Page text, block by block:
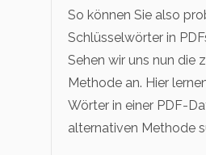
So können Sie also
Schlüsselwörter in
Sehen wir uns nun die
Methode an. Hier
Wörter in einer PDF-
alternativen Methode